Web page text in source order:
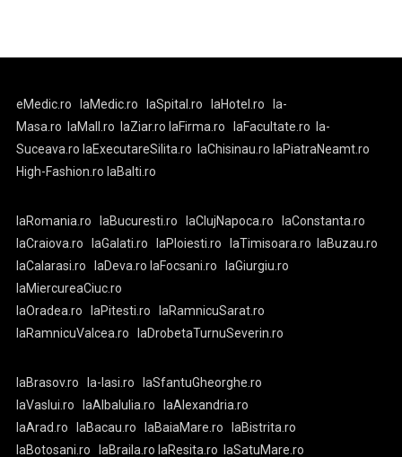
eMedic.ro laMedic.ro laSpital.ro laHotel.ro
la-
Masa.ro
laMall.ro laZiar.ro laFirma.ro laFacultate.ro
la-
Suceava.ro laExecutareSilita.ro laChisinau.ro laPiatraNeamt.ro
High-Fashion.ro laBalti.ro
laRomania.ro laBucuresti.ro laClujNapoca.ro
laConstanta.ro
laCraiova.ro
laGalati.ro laPloiesti.ro laTimisoara.ro
laBuzau.ro
laCalarasi.ro
laDeva.ro laFocsani.ro
laGiurgiu.ro
laMiercureaCiuc.ro
laOradea.ro
laPitesti.ro
laRamnicuSarat.ro
laRamnicuValcea.ro
laDrobetaTurnuSeverin.ro
laBrasov.ro la-Iasi.ro
laSfantuGheorghe.ro
laVaslui.ro
laAlbaIulia.ro
laAlexandria.ro
laArad.ro
laBacau.ro laBaiaMare.ro
laBistrita.ro
laBotosani.ro
laBraila.ro laResita.ro laSatuMare.ro